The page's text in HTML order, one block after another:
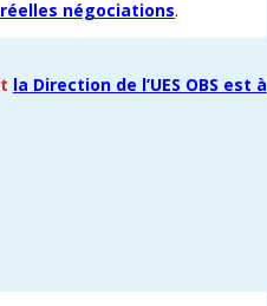
négociations.
la Direction de l’UES OBS est à